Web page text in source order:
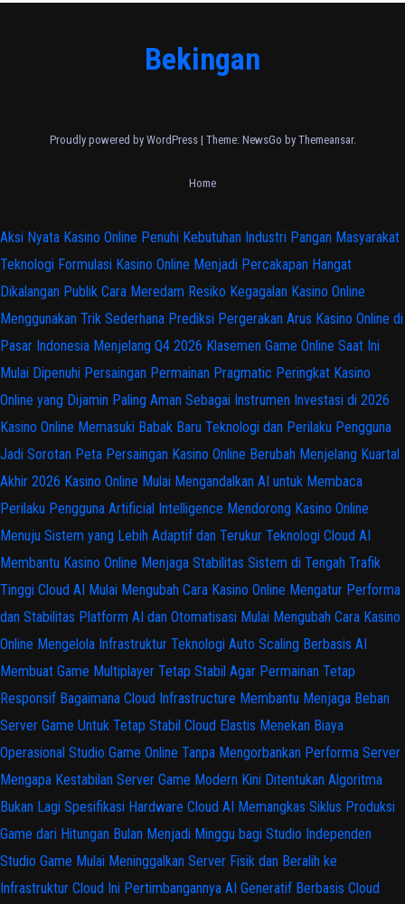
Bekingan
Proudly powered by WordPress | Theme: NewsGo by Themeansar.
Home
Aksi Nyata Kasino Online Penuhi Kebutuhan Industri Pangan Masyarakat
Teknologi Formulasi Kasino Online Menjadi Percakapan Hangat
Dikalangan Publik Cara Meredam Resiko Kegagalan Kasino Online
Menggunakan Trik Sederhana Prediksi Pergerakan Arus Kasino Online di
Pasar Indonesia Menjelang Q4 2026 Klasemen Game Online Saat Ini
Mulai Dipenuhi Persaingan Permainan Pragmatic Peringkat Kasino
Online yang Dijamin Paling Aman Sebagai Instrumen Investasi di 2026
Kasino Online Memasuki Babak Baru Teknologi dan Perilaku Pengguna
Jadi Sorotan Peta Persaingan Kasino Online Berubah Menjelang Kuartal
Akhir 2026 Kasino Online Mulai Mengandalkan AI untuk Membaca
Perilaku Pengguna Artificial Intelligence Mendorong Kasino Online
Menuju Sistem yang Lebih Adaptif dan Terukur Teknologi Cloud AI
Membantu Kasino Online Menjaga Stabilitas Sistem di Tengah Trafik
Tinggi Cloud AI Mulai Mengubah Cara Kasino Online Mengatur Performa
dan Stabilitas Platform AI dan Otomatisasi Mulai Mengubah Cara Kasino
Online Mengelola Infrastruktur Teknologi Auto Scaling Berbasis AI
Membuat Game Multiplayer Tetap Stabil Agar Permainan Tetap
Responsif Bagaimana Cloud Infrastructure Membantu Menjaga Beban
Server Game Untuk Tetap Stabil Cloud Elastis Menekan Biaya
Operasional Studio Game Online Tanpa Mengorbankan Performa Server
Mengapa Kestabilan Server Game Modern Kini Ditentukan Algoritma
Bukan Lagi Spesifikasi Hardware Cloud AI Memangkas Siklus Produksi
Game dari Hitungan Bulan Menjadi Minggu bagi Studio Independen
Studio Game Mulai Meninggalkan Server Fisik dan Beralih ke
Infrastruktur Cloud Ini Pertimbangannya AI Generatif Berbasis Cloud